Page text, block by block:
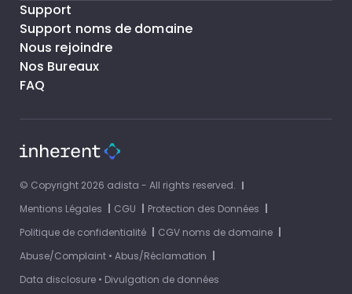
Support
Support noms de domaine
Nous rejoindre
Nos Bureaux
FAQ
© Copyright 2026 adista - All rights reserved.
Mentions Légales
CGU
Protection des Données
Politique de confidentialité
CGV noms de domaine
Abuse/Complaint • Abus/Réclamation
Data disclosure • Divulgation de données